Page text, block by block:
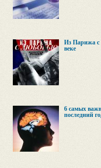
Из Парижа
веке
6 самых
последний